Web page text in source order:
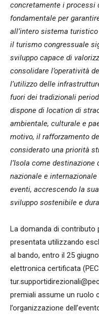
concretamente i processi
fondamentale per
all’intero sistema
il turismo congressuale
sviluppo capace di
consolidare l’operatività
l’utilizzo delle
fuori dei tradizionali
dispone di location di
ambientale, culturale e
motivo, il rafforzamento
considerato una priorità
l’Isola come
nazionale e
eventi, accrescendo la
sviluppo sostenibile e
La domanda di contributo
presentata utilizzando
al bando, entro il 25
elettronica certificata
premiali assume un ruolo
l’organizzazione